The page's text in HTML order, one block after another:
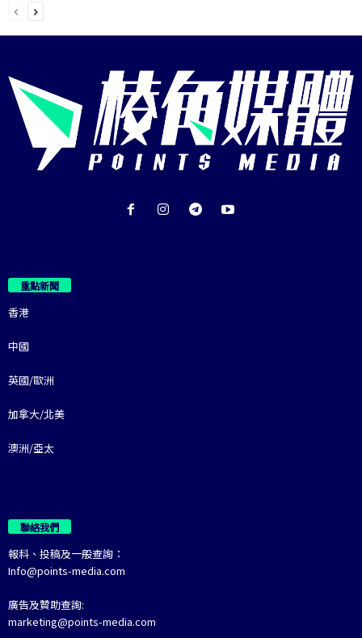
重點新聞
香港
中國
英國/歐洲
加拿大/北美
澳洲/亞太
聯絡我們
報料、投稿及一般查詢：
Info@points-media.com
廣告及贊助查詢:
marketing@points-media.com